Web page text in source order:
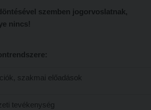
hallgatók részére
pályázatok
intézményből
hallgatók részére
szemben jogorvoslatnak,
nincs!
szakmai előadások
tevékenység